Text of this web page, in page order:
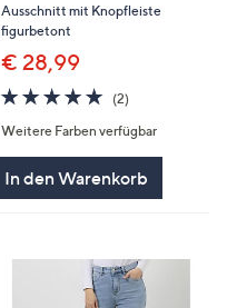
Ausschnitt mit Knopfleiste
figurbetont
€ 28,99
5.0
von
5
(2)
Weitere Farben verfügbar
In den Warenkorb